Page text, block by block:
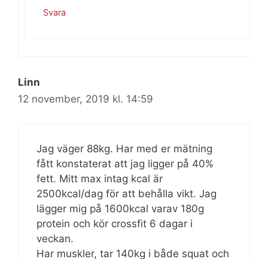
Svara
Linn
12 november, 2019 kl. 14:59
Jag väger 88kg. Har med er mätning
fått konstaterat att jag ligger på 40%
fett. Mitt max intag kcal är
2500kcal/dag för att behålla vikt. Jag
lägger mig på 1600kcal varav 180g
protein och kör crossfit 6 dagar i
veckan.
Har muskler, tar 140kg i både squat och